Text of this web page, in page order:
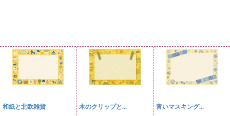
和紙と北欧雑貨 木のクリップと... 青いマスキング...